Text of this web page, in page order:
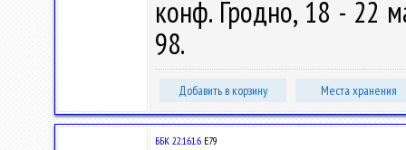
конф. Гродно, 18 - 22
98.
Добавить в корзину Места хранения
ББК 22.161.6 Е79